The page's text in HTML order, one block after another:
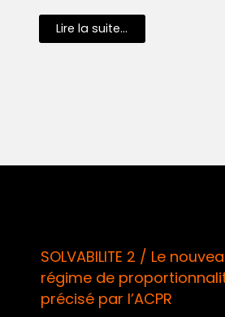
Lire la suite...
SOLVABILITE 2 / Le nouveau
régime de proportionnalité
précisé par l’ACPR